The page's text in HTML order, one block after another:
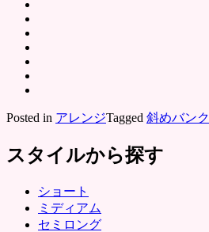
Posted in アレンジTagged 斜めバンク
スタイルから探す
ショート
ミディアム
セミロング